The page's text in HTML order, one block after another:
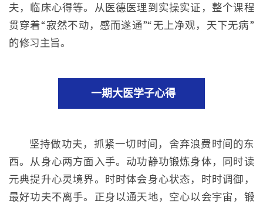
夫，临床心得等。从医德医理到实操实证，整个课程
贯穿着“寂然不动，感而遂通”“无上净观，天下无病”
的修习主旨。
一期大医学子心得
坚持做功夫，抓紧一切时间，舍弃浪费时间的东
西。从身心两方面入手。动功静功锻炼身体，同时读
元典提升心灵境界。时时体会身心状态，时时调御，
最好功夫不离手。正身以通天地，空心以会宇宙，锻